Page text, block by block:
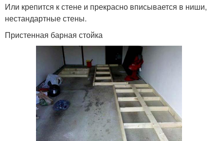
Или крепится к стене и прекрасно вписывается в ниши,
нестандартные стены.
Пристенная барная стойка